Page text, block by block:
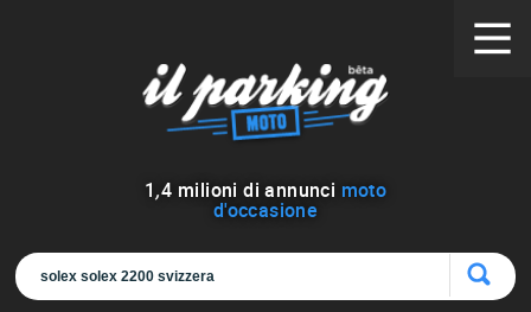
1,4 milioni di annunci moto
d'occasione